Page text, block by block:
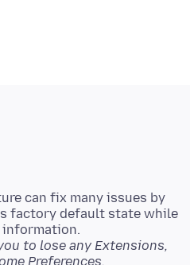
can fix many issues by
factory default state while
information.
to lose any Extensions,
Preferences.